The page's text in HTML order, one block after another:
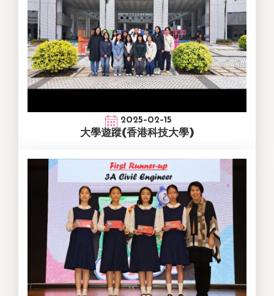
2025-02-15
大學遊蹤(香港科技大學)